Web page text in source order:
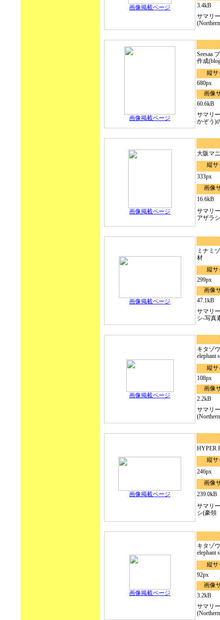
画像掲載ページ
3.4kB
サマリ
画像掲載ページ
Seesaa
作成
縦サ
680px
画像
60.6kB
サマリ
かぞう)
画像掲載ページ
大阪マ
縦サ
333px
画像
16.6kB
サマリ
アザラ
画像掲載ページ
ミナミ
材
縦サ
299px
画像
47.1kB
サマリ
シ-写真
画像掲載ページ
キタゾ
elephant
縦サ
108px
画像
2.2kB
サマリ
画像掲載ページ
HYPER
縦サ
246px
画像
239.0kB
サマリ
シ(豪領
画像掲載ページ
キタゾ
elephant
縦サ
92px
画像
3.2kB
サマリ